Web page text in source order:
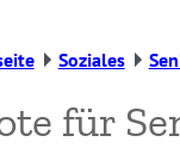
Soziales
für